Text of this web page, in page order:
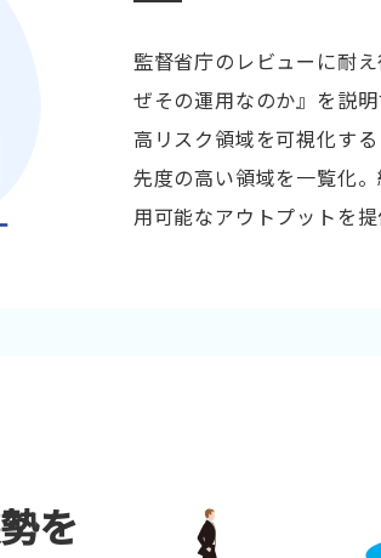
監督省庁のレビューに耐
ぜその運用なのか』を説
高リスク領域を可視化す
先度の高い領域を一覧化
用可能なアウトプットを
を